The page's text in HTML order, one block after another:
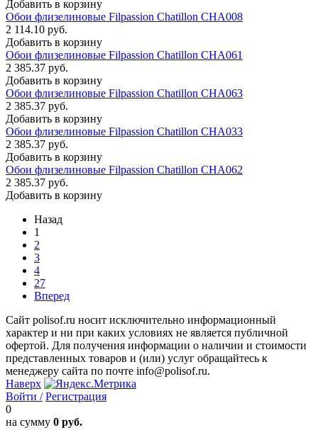
Добавить в корзину
Обои флизелиновые Filpassion Chatillon CHA008
2 114.10 руб.
Добавить в корзину
Обои флизелиновые Filpassion Chatillon CHA061
2 385.37 руб.
Добавить в корзину
Обои флизелиновые Filpassion Chatillon CHA063
2 385.37 руб.
Добавить в корзину
Обои флизелиновые Filpassion Chatillon CHA033
2 385.37 руб.
Добавить в корзину
Обои флизелиновые Filpassion Chatillon CHA062
2 385.37 руб.
Добавить в корзину
Назад
1
2
3
4
27
Вперед
Сайт polisof.ru носит исключительно информационный
характер и ни при каких условиях не является публичной
офертой. Для получения информации о наличии и стоимости
представленных товаров и (или) услуг обращайтесь к
менеджеру сайта по почте info@polisof.ru.
Наверх
Войти / Регистрация
0
на сумму 0 руб.